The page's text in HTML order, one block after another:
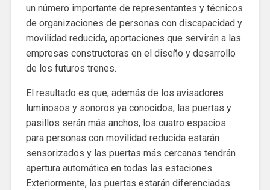
un número importante de representantes y técnicos
de organizaciones de personas con discapacidad y
movilidad reducida, aportaciones que servirán a las
empresas constructoras en el diseño y desarrollo
de los futuros trenes.
El resultado es que, además de los avisadores
luminosos y sonoros ya conocidos, las puertas y
pasillos serán más anchos, los cuatro espacios
para personas con movilidad reducida estarán
sensorizados y las puertas más cercanas tendrán
apertura automática en todas las estaciones.
Exteriormente, las puertas estarán diferenciadas